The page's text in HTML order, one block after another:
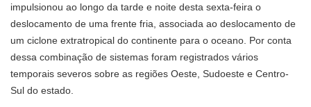
impulsionou ao longo da tarde e noite desta sexta-feira o
deslocamento de uma frente fria, associada ao deslocamento de
um ciclone extratropical do continente para o oceano. Por conta
dessa combinação de sistemas foram registrados vários
temporais severos sobre as regiões Oeste, Sudoeste e Centro-
Sul do estado.